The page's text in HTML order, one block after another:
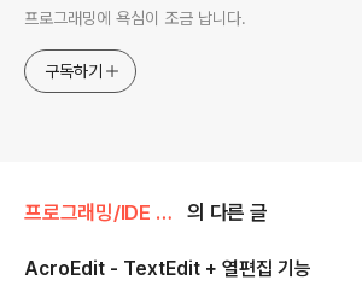
프로그래밍에 욕심이 조금 납니다.
구독하기
프로그래밍/IDE 관련 의 다른 글
AcroEdit - TextEdit + 열편집 기능